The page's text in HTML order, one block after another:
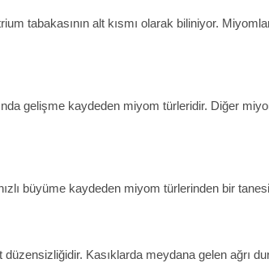
tabakasının alt kısmı olarak biliniyor.
gelişme kaydeden miyom türleridir. Diğer
büyüme kaydeden miyom türlerinden bir
Kasıklarda meydana gelen ağrı